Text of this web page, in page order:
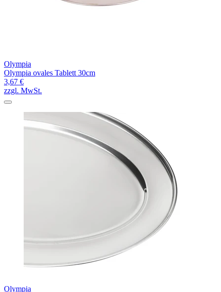
Olympia
Olympia ovales Tablett 30cm
3,67 €
zzgl. MwSt.
Olympia